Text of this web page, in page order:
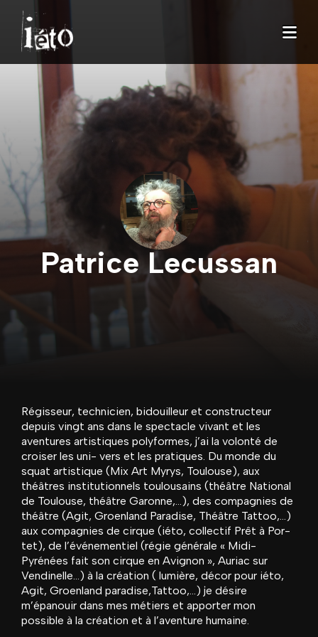
Patrice Lecussan
Régisseur, technicien, bidouilleur et constructeur
depuis vingt ans dans le spectacle vivant et les
aventures artistiques polyformes, j’ai la volonté de
croiser les uni- vers et les pratiques. Du monde du
squat artistique (Mix Art Myrys, Toulouse), aux
théâtres institutionnels toulousains (théâtre National
de Toulouse, théâtre Garonne,…), des compagnies de
théâtre (Agit, Groenland Paradise, Théâtre Tattoo,…)
aux compagnies de cirque (iéto, collectif Prêt à Por-
tet), de l’événementiel (régie générale « Midi-
Pyrénées fait son cirque en Avignon », Auriac sur
Vendinelle…) à la création ( lumière, décor pour iéto,
Agit, Groenland paradise,Tattoo,…) je désire
m’épanouir dans mes métiers et apporter mon
possible à la création et à l’aventure humaine.